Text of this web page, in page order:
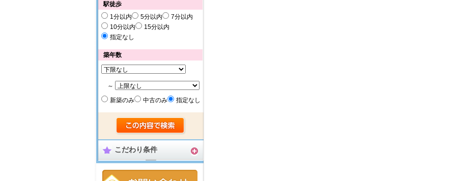
駅徒歩
1分以内
5分以内
7分以内
10分以内
15分以内
指定なし
築年数
～
新築のみ
中古のみ 指定なし
こだわり条件